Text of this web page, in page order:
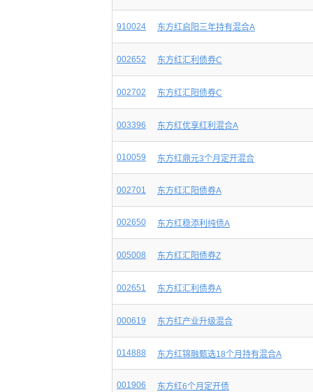
910024 东方红启阳三年持有混合A
002652 东方红汇利债券C
002702 东方红汇阳债券C
003396 东方红优享红利混合A
010059 东方红鼎元3个月定开混合
002701 东方红汇阳债券A
002650 东方红稳添利纯债A
005008 东方红汇阳债券Z
002651 东方红汇利债券A
000619 东方红产业升级混合
014888 东方红锦融甄选18个月持有混合A
001906 东方红6个月定开债